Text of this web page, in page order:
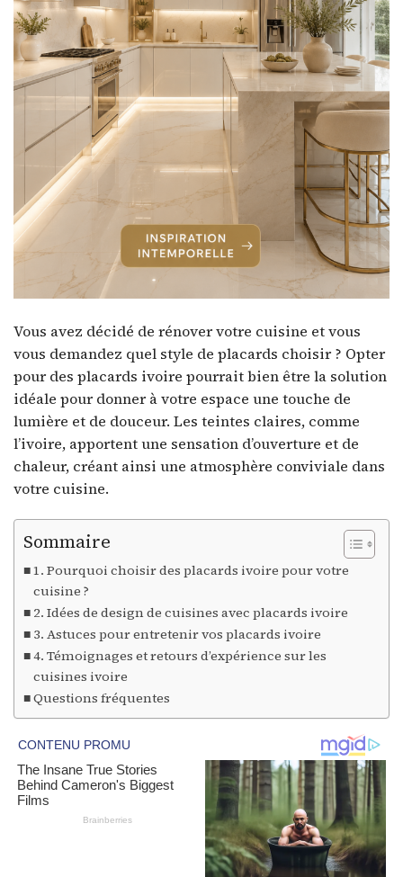
Vous avez décidé de rénover votre cuisine et vous
vous demandez quel style de placards choisir ? Opter
pour des placards ivoire pourrait bien être la solution
idéale pour donner à votre espace une touche de
lumière et de douceur. Les teintes claires, comme
l’ivoire, apportent une sensation d’ouverture et de
chaleur, créant ainsi une atmosphère conviviale dans
votre cuisine.
Sommaire
1. Pourquoi choisir des placards ivoire pour votre
cuisine ?
2. Idées de design de cuisines avec placards ivoire
3. Astuces pour entretenir vos placards ivoire
4. Témoignages et retours d’expérience sur les
cuisines ivoire
Questions fréquentes